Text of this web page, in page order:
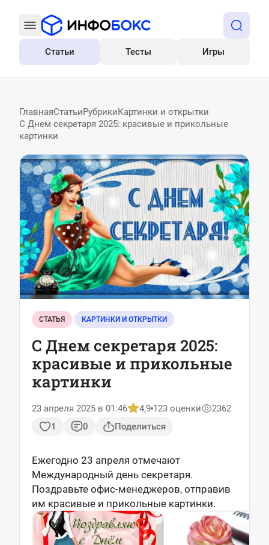
Все
Статьи Тесты Игры
ГлавнаяСтатьиРубрикиКартинки и открытки
С Днем секретаря 2025: красивые и прикольные
картинки
СТАТЬЯ КАРТИНКИ И ОТКРЫТКИ
С Днем секретаря 2025:
красивые и прикольные
картинки
23 апреля 2025 в 01:46 4,9 123 оценки
2362
1
0 Поделиться
Ежегодно 23 апреля отмечают
Международный день секретаря.
Поздравьте офис-менеджеров, отправив
им красивые и прикольные картинки.